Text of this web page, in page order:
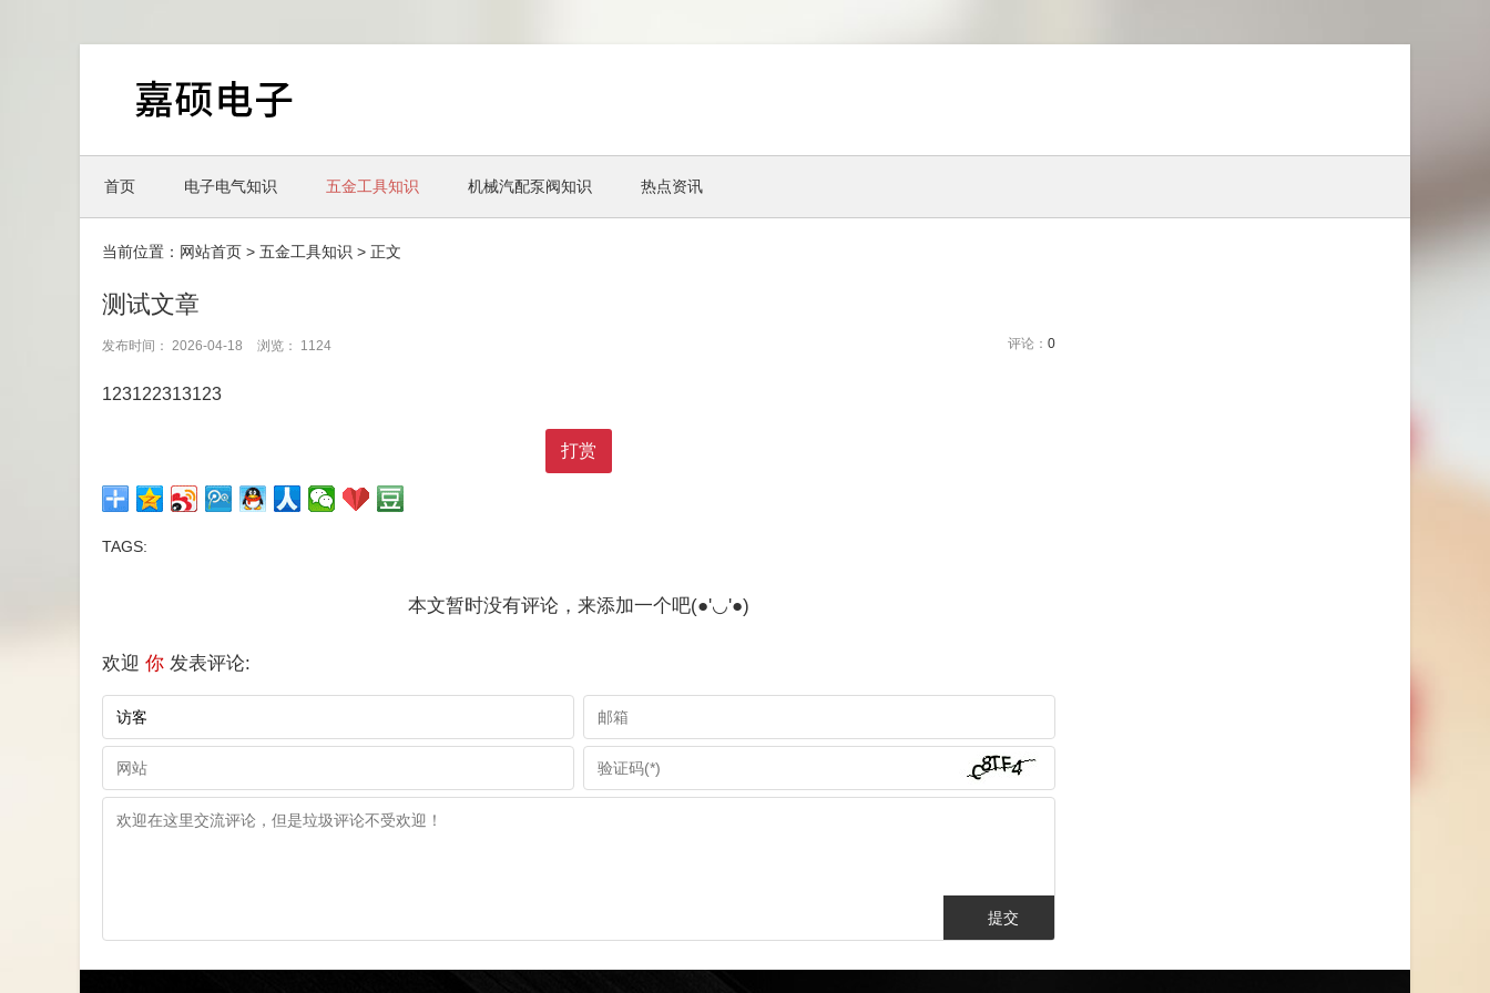
首页 电子电气知识 五金工具知识 机械汽配泵阀知识 热点资讯
当前位置： 网站首页 > 五金工具知识 > 正文
测试文章
评论： 0
发布时间： 2026-04-18 浏览： 1124
123122313123
打赏
TAGS:
本文暂时没有评论，来添加一个吧(●'◡'●)
欢迎 你 发表评论: